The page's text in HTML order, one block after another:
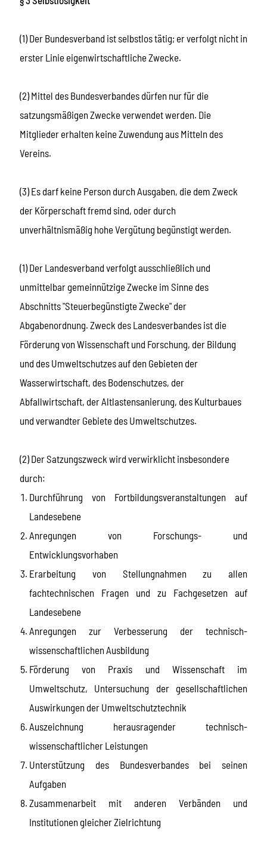
(1) Der Bundesverband ist selbstlos tätig; er verfolgt nicht in
erster Linie eigenwirtschaftliche Zwecke.
(2) Mittel des Bundesverbandes dürfen nur für die
satzungsmäßigen Zwecke verwendet werden. Die
Mitglieder erhalten keine Zuwendung aus Mitteln des
Vereins.
(3) Es darf keine Person durch Ausgaben, die dem Zweck
der Körperschaft fremd sind, oder durch
unverhältnismäßig hohe Vergütung begünstigt werden.
(1) Der Landesverband verfolgt ausschließlich und
unmittelbar gemeinnützige Zwecke im Sinne des
Abschnitts "Steuerbegünstigte Zwecke" der
Abgabenordnung. Zweck des Landesverbandes ist die
Förderung von Wissenschaft und Forschung, der Bildung
und des Umweltschutzes auf den Gebieten der
Wasserwirtschaft, des Bodenschutzes, der
Abfallwirtschaft, der Altlastensanierung, des Kulturbaues
und verwandter Gebiete des Umweltschutzes.
(2) Der Satzungszweck wird verwirklicht insbesondere
durch:
Durchführung von Fortbildungsveranstaltungen auf
Landesebene
Anregungen von Forschungs- und
Entwicklungsvorhaben
Erarbeitung von Stellungnahmen zu allen
fachtechnischen Fragen und zu Fachgesetzen auf
Landesebene
Anregungen zur Verbesserung der technisch-
wissenschaftlichen Ausbildung
Förderung von Praxis und Wissenschaft im
Umweltschutz, Untersuchung der gesellschaftlichen
Auswirkungen der Umweltschutztechnik
Auszeichnung herausragender technisch-
wissenschaftlicher Leistungen
Unterstützung des Bundesverbandes bei seinen
Aufgaben
Zusammenarbeit mit anderen Verbänden und
Institutionen gleicher Zielrichtung